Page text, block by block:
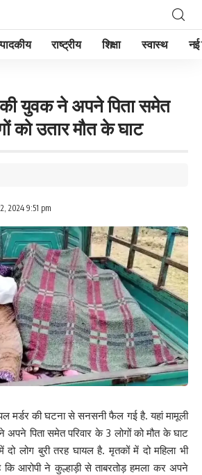
राष्ट्रीय शिक्षा स्वास्थ नई
युवक ने अपने पिता समेत
को उतार मौत के घाट
2024 9:51 pm
मर्डर की घटना से सनसनी फैल गई है. यहां मामूली
पिता समेत परिवार के 3 लोगों को मौत के घाट
दो लोग बुरी तरह घायल है. मृतकों में दो महिला भी
कि आरोपी ने कुल्हाड़ी से ताबरतोड़ हमला कर अपने